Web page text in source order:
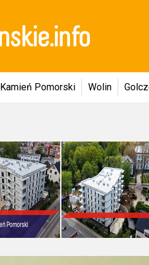
Kamień Pomorski Wolin